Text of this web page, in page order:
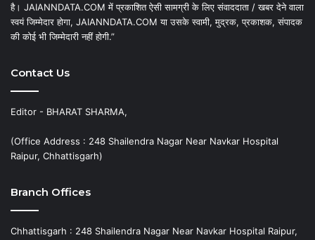
है। JAIANNDATA.COM में प्रकाशित ऐसी सामग्री के लिए संवाददाता / खबर देने वाला
स्वयं जिम्मेदार होगा, JAIANNDATA.COM या उसके स्वामी, मुद्रक, प्रकाशक, संपादक
की कोई भी जिम्मेदारी नहीं होगी.”
Contact Us
Editor - BHARAT SHARMA,
(Office Address : 248 Shailendra Nagar Near Navkar Hospital
Raipur, Chhattisgarh)
Branch Offices
Chhattisgarh : 248 Shailendra Nagar Near Navkar Hospital Raipur,